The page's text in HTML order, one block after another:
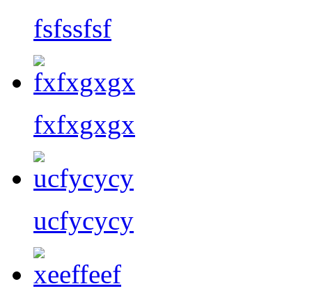
fsfssfsf
fxfxgxgx
ucfycycy